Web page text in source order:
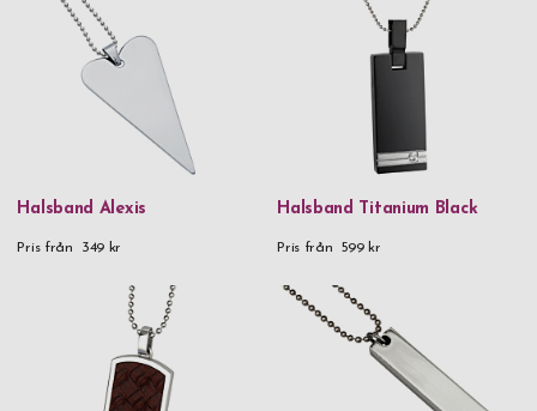
Halsband Alexis
Pris från 349 kr
Halsband Titanium Black
Pris från 599 kr